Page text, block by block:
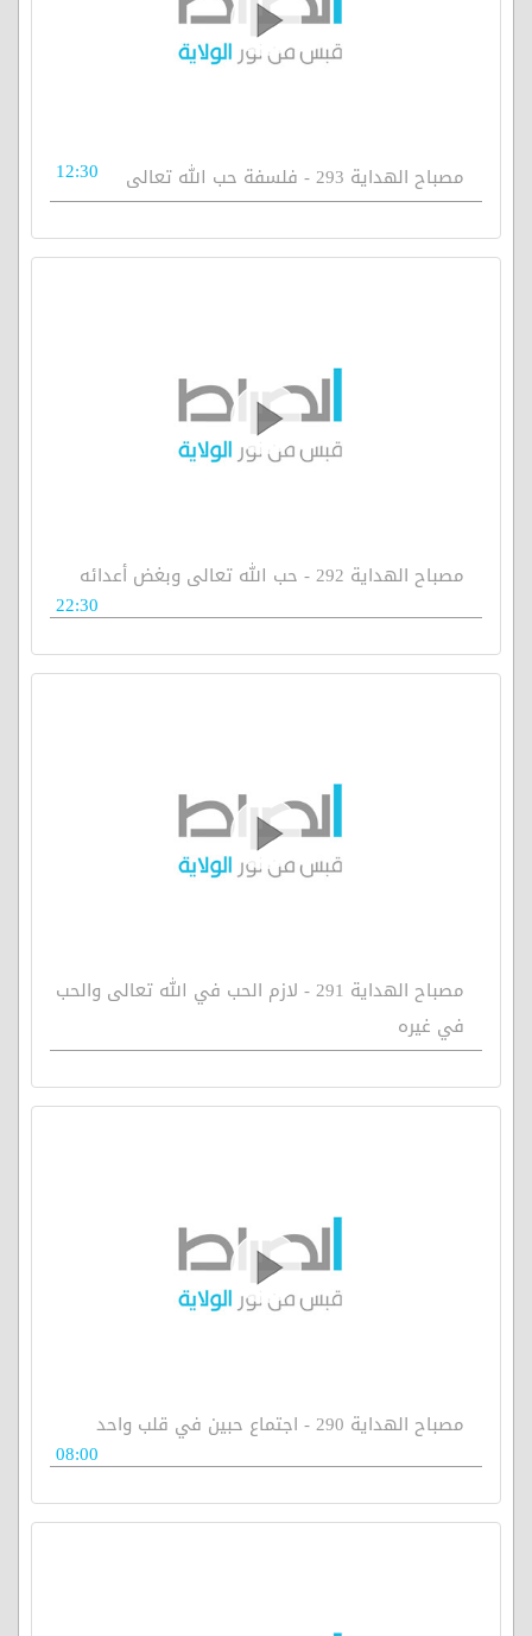
مصباح الهداية 293 - فلسفة حب الله تعالى 12:30
مصباح الهداية 292 - حب الله تعالى وبغض أعدائه
22:30
مصباح الهداية 291 - لازم الحب في الله تعالى والحب
في غيره
مصباح الهداية 290 - اجتماع حبين في قلب واحد
08:00